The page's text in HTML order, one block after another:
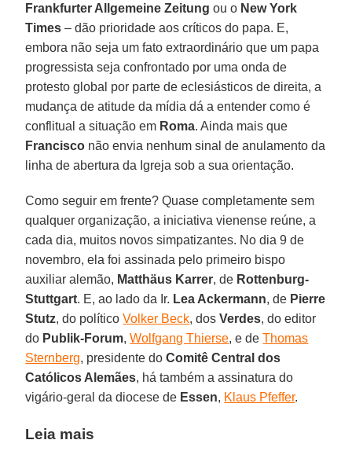
Frankfurter Allgemeine Zeitung ou o New York
Times – dão prioridade aos críticos do papa. E,
embora não seja um fato extraordinário que um papa
progressista seja confrontado por uma onda de
protesto global por parte de eclesiásticos de direita, a
mudança de atitude da mídia dá a entender como é
conflitual a situação em Roma. Ainda mais que
Francisco não envia nenhum sinal de anulamento da
linha de abertura da Igreja sob a sua orientação.
Como seguir em frente? Quase completamente sem
qualquer organização, a iniciativa vienense reúne, a
cada dia, muitos novos simpatizantes. No dia 9 de
novembro, ela foi assinada pelo primeiro bispo
auxiliar alemão, Matthäus Karrer, de Rottenburg-
Stuttgart. E, ao lado da Ir. Lea Ackermann, de Pierre
Stutz, do políticoVolker Beck, dosVerdes, do editor
do Publik-Forum,Wolfgang Thierse, e deThomas
Sternberg, presidente doComitê Central dos
Católicos Alemães, há também a assinatura do
vigário-geral da diocese de Essen, Klaus Pfeffer.
Leia mais